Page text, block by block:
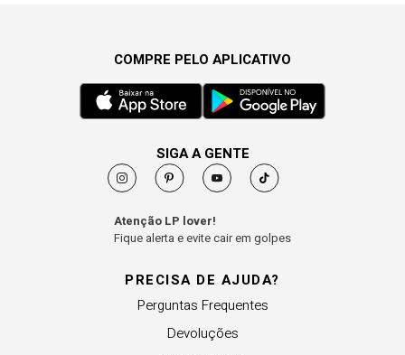
PRECISA DE AJUDA?
Perguntas Frequentes
Devoluções
COMPRE PELO APLICATIVO
SIGA A GENTE
Atenção LP lover!
Fique alerta e evite cair em golpes